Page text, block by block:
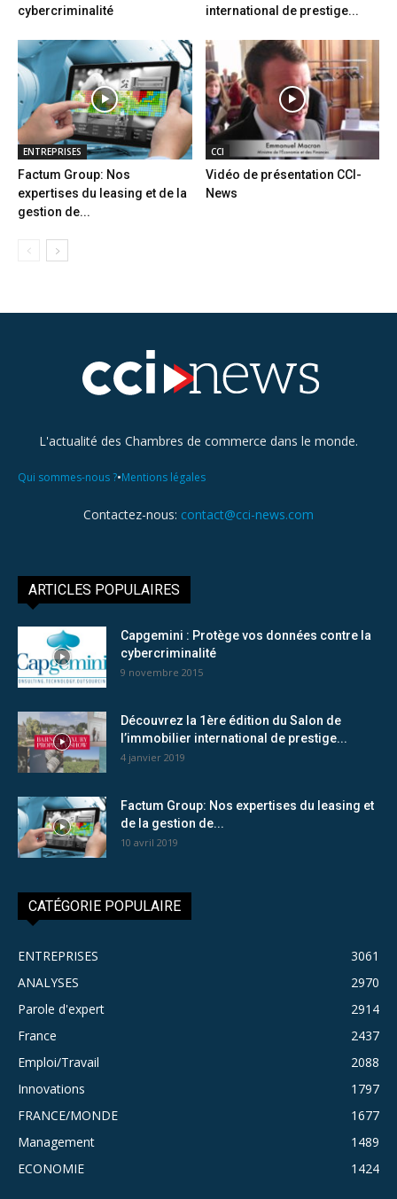
cybercriminalité
international de prestige...
ENTREPRISES
Factum Group: Nos
expertises du leasing et de la
gestion de...
CCI
Vidéo de présentation CCI-
News
L'actualité des Chambres de commerce dans le monde.
Qui sommes-nous ?•Mentions légales
Contactez-nous: contact@cci-news.com
ARTICLES POPULAIRES
Capgemini : Protège vos données contre la
cybercriminalité
9 novembre 2015
Découvrez la 1ère édition du Salon de
l’immobilier international de prestige...
4 janvier 2019
Factum Group: Nos expertises du leasing et
de la gestion de...
10 avril 2019
CATÉGORIE POPULAIRE
ENTREPRISES
3061
ANALYSES
2970
Parole d'expert
2914
France
2437
Emploi/Travail
2088
Innovations
1797
FRANCE/MONDE
1677
Management
1489
ECONOMIE
1424